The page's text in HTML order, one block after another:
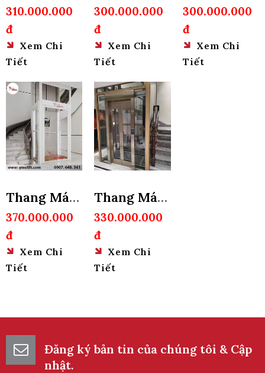
Gia Đình 5
Tầng
310.000.000
đ
Xem Chi
Tiết
Gia Đình
Nhỏ Gọn
300.000.000
đ
Xem Chi
Tiết
Gia Đình
Khung
Nhôm
300.000.000
đ
Xem Chi
Tiết
Thang Máy
Gia Đình 2-
3 Người
370.000.000
đ
Xem Chi
Tiết
Thang Máy
Thuỷ Lực
450Kg
330.000.000
đ
Xem Chi
Tiết
Đăng ký bản tin của chúng tôi & Cập
nhật.